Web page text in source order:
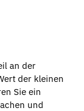
an der
der kleinen
Sie ein
und